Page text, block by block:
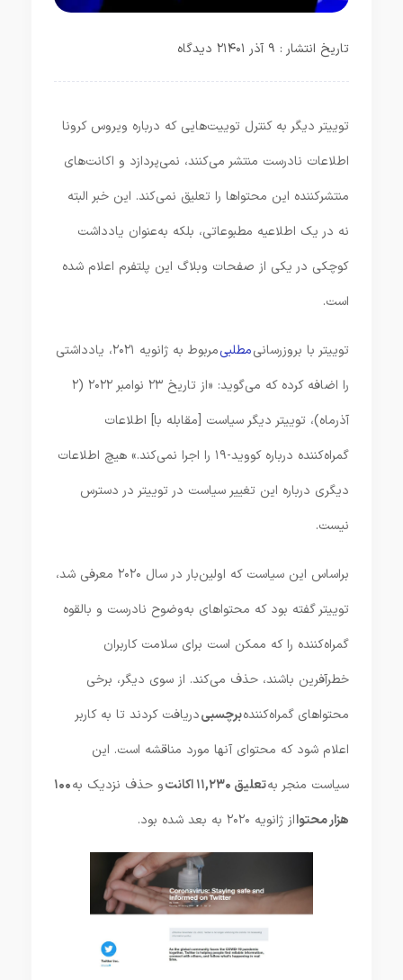
تاریخ انتشار : ۹ آذر ۱۴۰۱ ۲ دیدگاه
توییتر دیگر به کنترل توییت‌هایی که درباره ویروس کرونا
اطلاعات نادرست منتشر می‌کنند، نمی‌پردازد و اکانت‌های
منتشرکننده این محتواها را تعلیق نمی‌کند. این خبر البته
نه در یک اطلاعیه مطبوعاتی، بلکه به‌عنوان یادداشت
کوچکی در یکی از صفحات وبلاگ این پلتفرم اعلام شده
است.
توییتر با بروزرسانیمطلبی
مربوط به ژانویه ۲۰۲۱، یادداشتی
را اضافه کرده که می‌گوید: «از تاریخ ۲۳ نوامبر ۲۰۲۲ (۲
آذرماه)، توییتر دیگر سیاست [مقابله با] اطلاعات
گمراه‌کننده درباره کووید-۱۹ را اجرا نمی‌کند.» هیچ اطلاعات
دیگری درباره این تغییر سیاست در توییتر در دسترس
نیست.
براساس این سیاست که اولین‌بار در سال ۲۰۲۰ معرفی شد،
توییتر گفته بود که محتواهای به‌وضوح نادرست و بالقوه
گمراه‌کننده را که ممکن است برای سلامت کاربران
خطرآفرین باشند، حذف می‌کند. از سوی دیگر، برخی
محتواهای گمراه‌کنندهبرچسبیدریافت کردند تا به کاربر
اعلام شود که محتوای آنها مورد مناقشه است. این
سیاست منجر بهتعلیق ۱۱,۲۳۰ اکانت و حذف نزدیک به۱۰۰
هزار محتوااز ژانویه ۲۰۲۰ به بعد شده بود.